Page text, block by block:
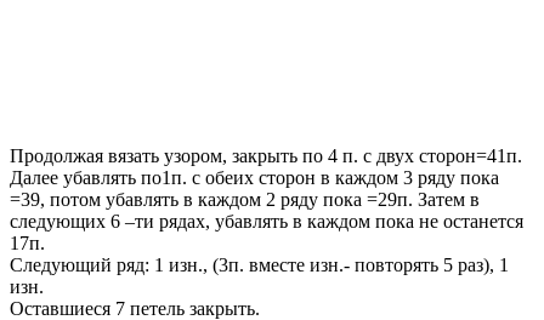
Продолжая вязать узором, закрыть по 4 п. с двух сторон=41п.
Далее убавлять по1п. с обеих сторон в каждом 3 ряду пока
=39, потом убавлять в каждом 2 ряду пока =29п. Затем в
следующих 6 –ти рядах, убавлять в каждом пока не останется
17п.
Следующий ряд: 1 изн., (3п. вместе изн.- повторять 5 раз), 1
изн.
Оставшиеся 7 петель закрыть.